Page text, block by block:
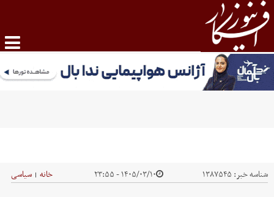
شناسه خبر: ۱۳۸۷۵۴۵ ۱۴۰۵/۰۳/۱۰ - ۲۳:۵۵ خانه | سیاسی